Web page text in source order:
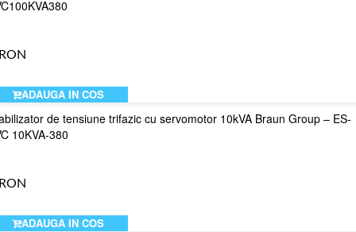
ADAUGA IN COS
de tensiune trifazic cu servomotor 10kVA Braun Group – ES-
10KVA-380
ADAUGA IN COS